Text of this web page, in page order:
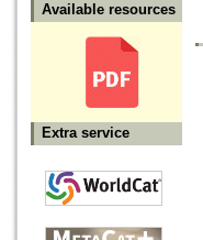
Available resources
Extra service